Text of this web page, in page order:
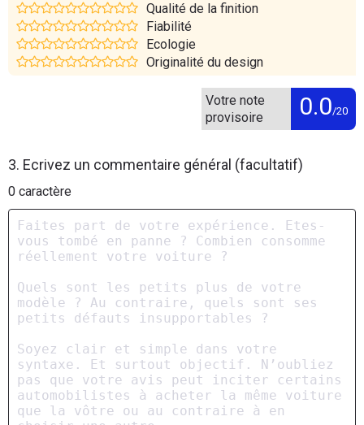
Qualité de la finition
Fiabilité
Ecologie
Originalité du design
Votre note
provisoire
0.0/20
3. Ecrivez un commentaire général (facultatif)
0 caractère